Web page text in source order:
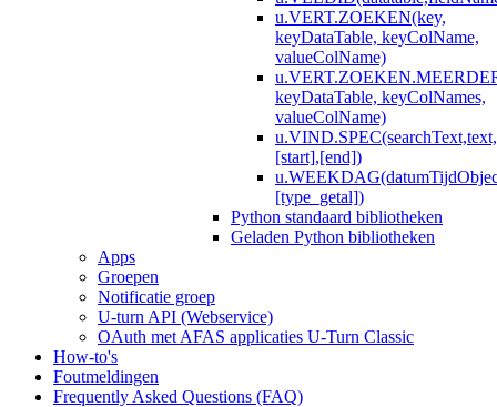
u.VERT.ZOEKEN(key,
keyDataTable, keyColName,
valueColName)
keyDataTable, keyColNames,
valueColName)
u.VIND.SPEC(searchText,text,
[start],[end])
[type_getal])
Python standaard bibliotheken
Geladen Python bibliotheken
Apps
Groepen
Notificatie groep
U-turn API (Webservice)
OAuth met AFAS applicaties U-Turn Classic
How-to's
Foutmeldingen
Frequently Asked Questions (FAQ)